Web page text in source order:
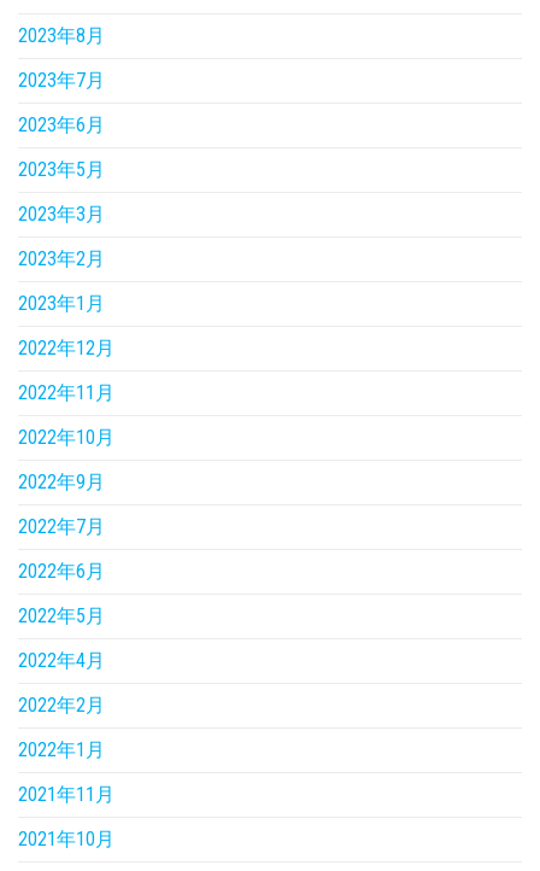
2023年8月
2023年7月
2023年6月
2023年5月
2023年3月
2023年2月
2023年1月
2022年12月
2022年11月
2022年10月
2022年9月
2022年7月
2022年6月
2022年5月
2022年4月
2022年2月
2022年1月
2021年11月
2021年10月